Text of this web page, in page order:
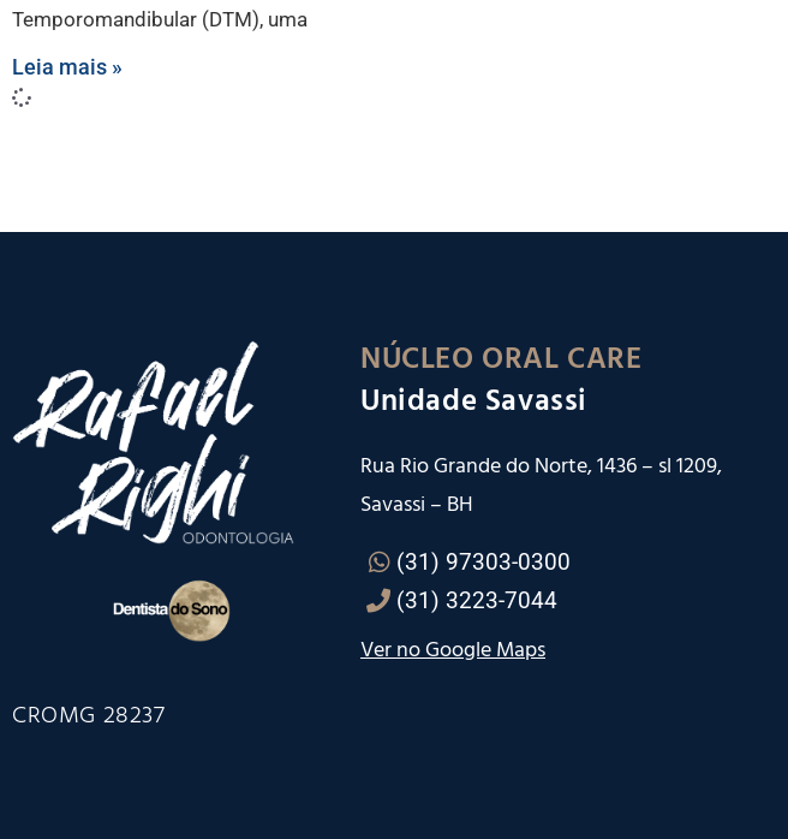
Temporomandibular (DTM), uma
Leia mais »
CROMG 28237
NÚCLEO ORAL CARE
Unidade Savassi
Rua Rio Grande do Norte, 1436 – sl 1209,
Savassi – BH
(31) 97303-0300
(31) 3223-7044
Ver no Google Maps